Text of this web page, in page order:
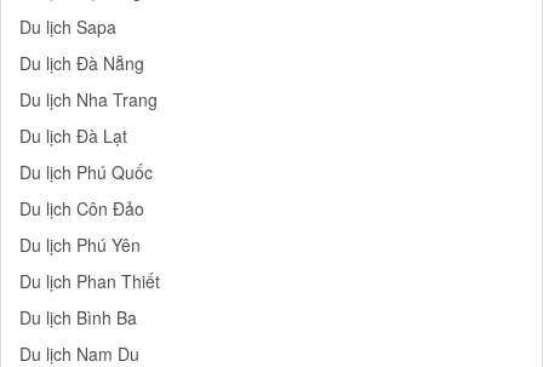
Du lịch Sapa
Du lịch Đà Nẵng
Du lịch Nha Trang
Du lịch Đà Lạt
Du lịch Phú Quốc
Du lịch Côn Đảo
Du lịch Phú Yên
Du lịch Phan Thiết
Du lịch Bình Ba
Du lịch Nam Du